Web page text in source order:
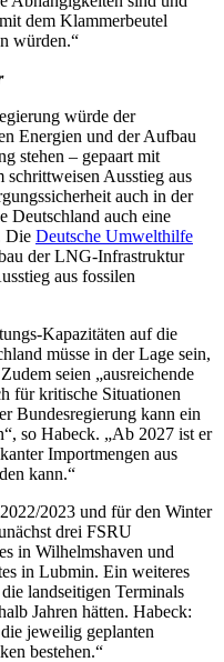
dem Klammerbeutel
würden.“
würde der
Energien und der Aufbau
stehen – gepaart mit
Ausstieg aus
auch in der
Deutschland auch eine
Die Deutsche Umwelthilfe
der LNG-Infrastruktur
aus fossilen
Kapazitäten auf die
müsse in der Lage sein,
seien „ausreichende
für kritische Situationen
Bundesregierung kann ein
so Habeck. „Ab 2027 ist er
Importmengen aus
kann.“
2023 und für den Winter
drei FSRU
in Wilhelmshaven und
in Lubmin. Ein weiteres
landseitigen Terminals
Jahren hätten. Habeck:
jeweilig geplanten
bestehen.“